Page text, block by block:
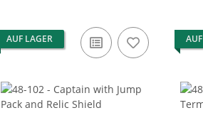
AUF LAGER